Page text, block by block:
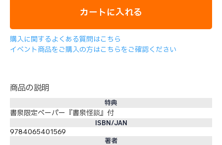
カートに入れる
購入に関するよくある質問はこちら
イベント商品をご購入の方はこちらをご確認ください
商品の説明
特典
書泉限定ペーパー『書泉怪談』付
ISBN/JAN
9784065401569
著者